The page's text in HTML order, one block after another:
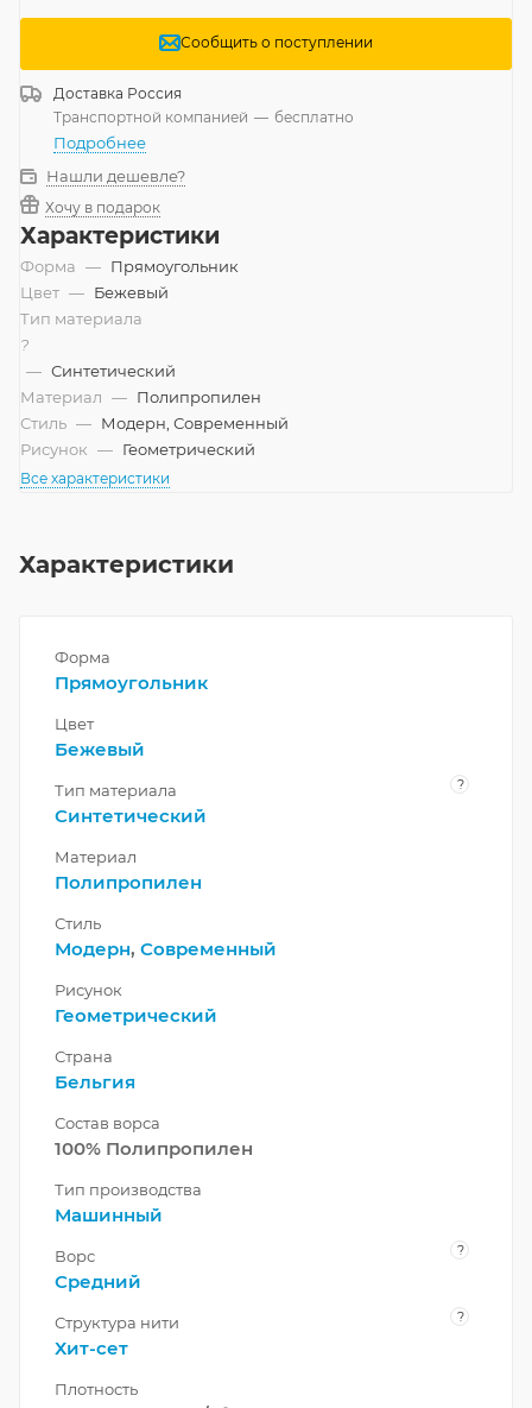
Сообщить о поступлении
Доставка Россия
Транспортной компанией — бесплатно
Подробнее
Нашли дешевле?
Хочу в подарок
Характеристики
Форма — Прямоугольник
Цвет — Бежевый
Тип материала
?
— Синтетический
Материал — Полипропилен
Стиль — Модерн, Современный
Рисунок — Геометрический
Все характеристики
Характеристики
Форма
Прямоугольник
Цвет
Бежевый
Тип материала ?
Синтетический
Материал
Полипропилен
Стиль
Модерн, Современный
Рисунок
Геометрический
Страна
Бельгия
Состав ворса
100% Полипропилен
Тип производства
Машинный
Ворс ?
Средний
Структура нити ?
Хит-сет
Плотность